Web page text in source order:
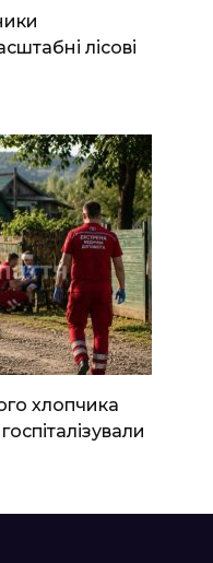
лісові
хлопчика